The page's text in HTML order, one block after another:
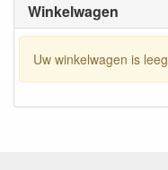
Winkelwagen
Uw winkelwagen is leeg